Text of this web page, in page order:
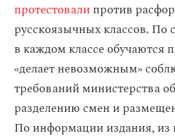
протестовалипротив
русскоязычных классов. По
в каждом классе обучаются
«делает невозможным»
требований министерства
разделению смен и
По информации издания,